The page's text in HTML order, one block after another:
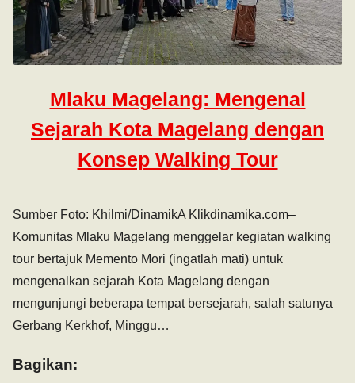
Mlaku Magelang: Mengenal
Sejarah Kota Magelang dengan
Konsep Walking Tour
Sumber Foto: Khilmi/DinamikA Klikdinamika.com–
Komunitas Mlaku Magelang menggelar kegiatan walking
tour bertajuk Memento Mori (ingatlah mati) untuk
mengenalkan sejarah Kota Magelang dengan
mengunjungi beberapa tempat bersejarah, salah satunya
Gerbang Kerkhof, Minggu…
Bagikan: